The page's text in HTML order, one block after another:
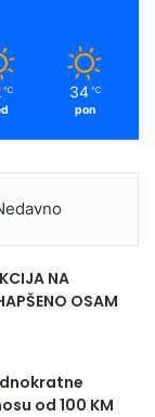
℃ 34 ℃
pon
NA
OSAM
od 100 KM